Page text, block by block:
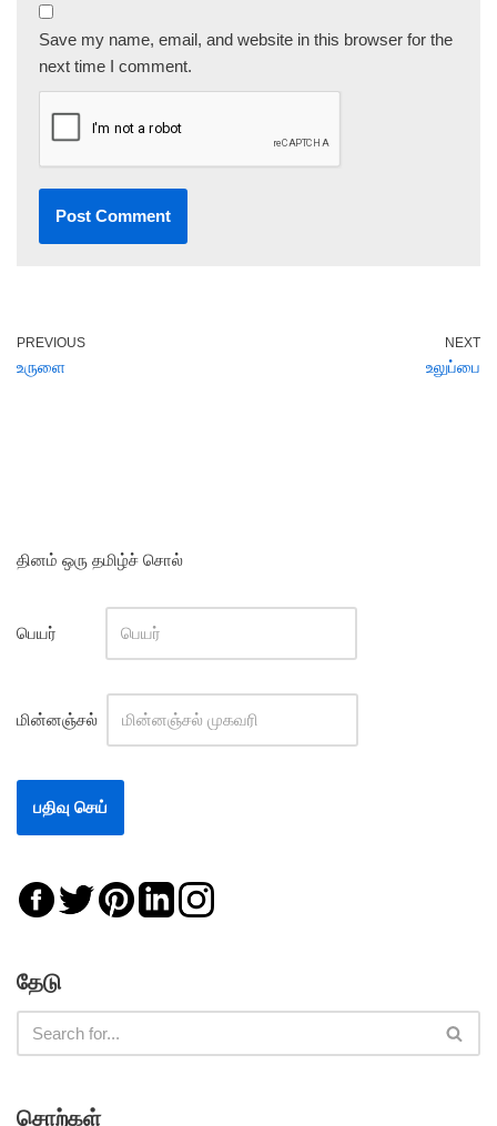
Save my name, email, and website in this browser for the
next time I comment.
PREVIOUS
உருளை
NEXT
உலுப்பை
தினம் ஒரு தமிழ்ச் சொல்
பெயர்
மின்னஞ்சல்
தேடு
சொற்கள்